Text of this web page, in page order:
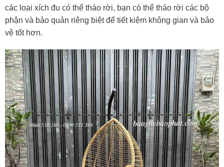
các loại xích đu có thể tháo rời, bạn có thể tháo rời các bộ
phận và bảo quản riêng biệt để tiết kiệm không gian và bảo
vệ tốt hơn.